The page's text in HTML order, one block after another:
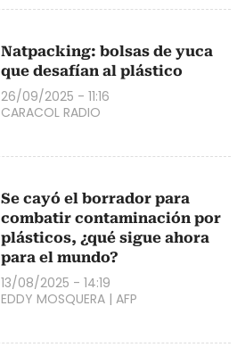
Natpacking: bolsas de yuca
que desafían al plástico
26/09/2025 - 11:16
CARACOL RADIO
Se cayó el borrador para
combatir contaminación por
plásticos, ¿qué sigue ahora
para el mundo?
13/08/2025 - 14:19
EDDY MOSQUERA | AFP